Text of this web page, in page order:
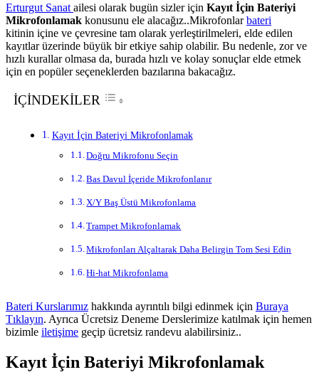
Erturgut Sanat ailesi olarak bugün sizler için Kayıt İçin Bateriyi
Mikrofonlamak konusunu ele alacağız..Mikrofonlarbateri
kitinin içine ve çevresine tam olarak yerleştirilmeleri, elde edilen
kayıtlar üzerinde büyük bir etkiye sahip olabilir. Bu nedenle, zor ve
hızlı kurallar olmasa da, burada hızlı ve kolay sonuçlar elde etmek
için en popüler seçeneklerden bazılarına bakacağız.
İÇİNDEKİLER
Kayıt İçin Bateriyi Mikrofonlamak
Doğru Mikrofonu Seçin
Bas Davul İçeride Mikrofonlanır
X/Y Baş Üstü Mikrofonlama
Trampet Mikrofonlamak
Mikrofonları Alçaltarak Daha Belirgin Tom Sesi Edin
Hi-hat Mikrofonlama
Bateri Kurslarımız hakkında ayrıntılı bilgi edinmek için Buraya
Tıklayın. Ayrıca Ücretsiz Deneme Derslerimize katılmak için hemen
bizimle iletişime geçip ücretsiz randevu alabilirsiniz..
Kayıt İçin Bateriyi Mikrofonlamak